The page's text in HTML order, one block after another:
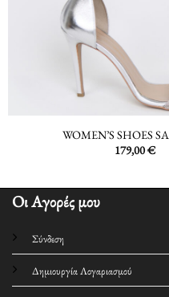
WOMEN’S SHOES
179,00€
Οι Αγορές μου
Σύνδεση
Δημιουργία Λογαριασμού